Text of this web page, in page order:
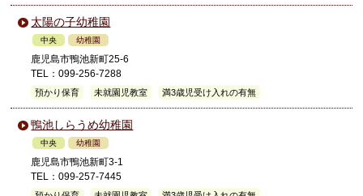
太陽の子幼稚園
中央 幼稚園
鹿児島市鴨池新町25-6
TEL：099-256-7288
預かり保育 未就園児教室 満3歳児受け入れの有無
鴨池しらうめ幼稚園
中央 幼稚園
鹿児島市鴨池新町3-1
TEL：099-257-7445